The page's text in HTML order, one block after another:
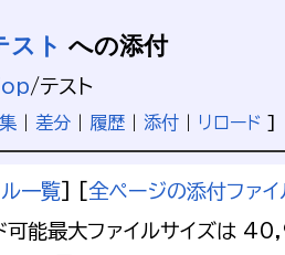
スト への添付
/テスト
差分 履歴 添付 リロード ]
一覧 全ページの添付ファ
可能最大ファイルサイズは